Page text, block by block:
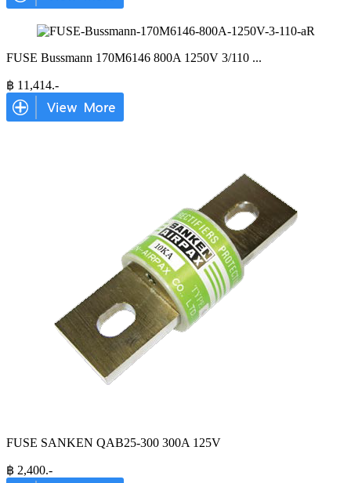
FUSE Bussmann 170M6146 800A 1250V 3/110 ...
฿ 11,414.-
FUSE SANKEN QAB25-300 300A 125V
฿ 2,400.-